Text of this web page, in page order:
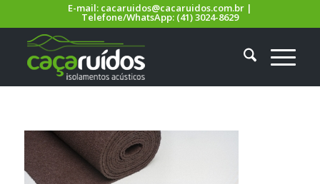
E-mail: cacaruidos@cacaruidos.com.br|
Telefone/WhatsApp:(41) 3024-8629